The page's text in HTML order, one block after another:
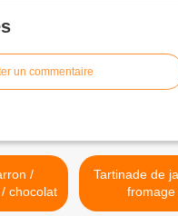
un commentaire
chocolat
Tartinade de